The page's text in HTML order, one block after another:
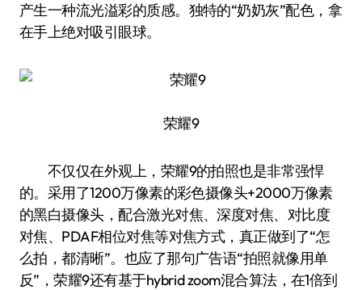
产生一种流光溢彩的质感。独特的“奶奶灰”配色，拿
在手上绝对吸引眼球。
荣耀9
不仅仅在外观上，荣耀9的拍照也是非常强悍
的。采用了1200万像素的彩色摄像头+2000万像素
的黑白摄像头，配合激光对焦、深度对焦、对比度
对焦、PDAF相位对焦等对焦方式，真正做到了“怎
么拍，都清晰”。也应了那句广告语“拍照就像用单
反”，荣耀9还有基于hybrid zoom混合算法，在1倍到